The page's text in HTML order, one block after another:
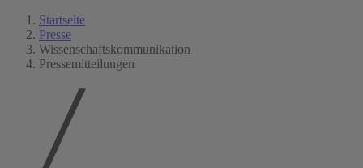
Startseite
Presse
Wissenschaftskommunikation
Pressemitteilungen